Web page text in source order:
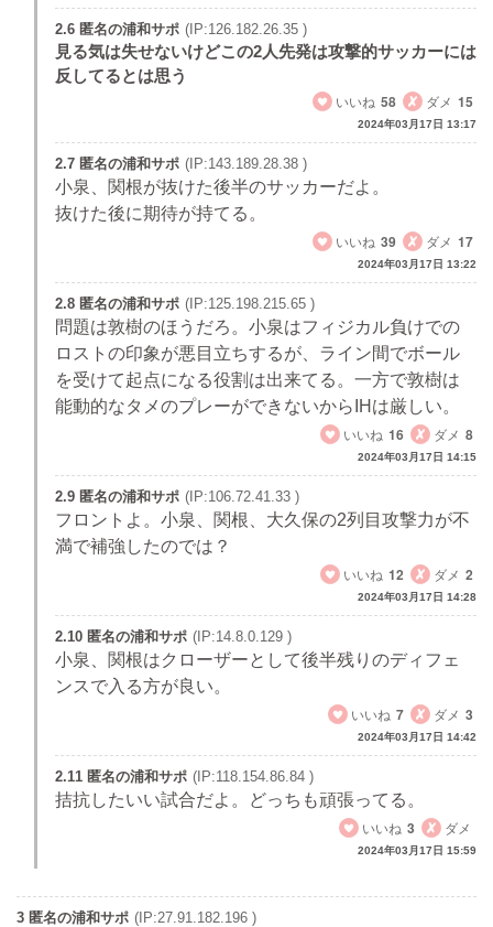
2.6 匿名の浦和サポ (IP:126.182.26.35 )
見る気は失せないけどこの2人先発は攻撃的サッカーには
反してるとは思う
いいね 58 ダメ 15
2024年03月17日 13:17
2.7 匿名の浦和サポ (IP:143.189.28.38 )
小泉、関根が抜けた後半のサッカーだよ。
抜けた後に期待が持てる。
いいね 39 ダメ 17
2024年03月17日 13:22
2.8 匿名の浦和サポ (IP:125.198.215.65 )
問題は敦樹のほうだろ。小泉はフィジカル負けでの
ロストの印象が悪目立ちするが、ライン間でボール
を受けて起点になる役割は出来てる。一方で敦樹は
能動的なタメのプレーができないからIHは厳しい。
いいね 16 ダメ 8
2024年03月17日 14:15
2.9 匿名の浦和サポ (IP:106.72.41.33 )
フロントよ。小泉、関根、大久保の2列目攻撃力が不
満で補強したのでは？
いいね 12 ダメ 2
2024年03月17日 14:28
2.10 匿名の浦和サポ (IP:14.8.0.129 )
小泉、関根はクローザーとして後半残りのディフェ
ンスで入る方が良い。
いいね 7 ダメ 3
2024年03月17日 14:42
2.11 匿名の浦和サポ (IP:118.154.86.84 )
拮抗したいい試合だよ。どっちも頑張ってる。
いいね 3 ダメ
2024年03月17日 15:59
3 匿名の浦和サポ (IP:27.91.182.196 )